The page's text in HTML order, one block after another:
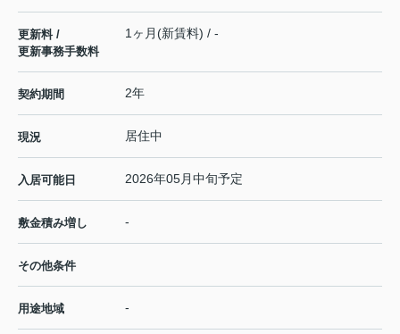
更新料 /
更新事務手数料
1ヶ月(新賃料) / -
契約期間 2年
現況 居住中
入居可能日 2026年05月中旬予定
敷金積み増し -
その他条件
用途地域 -